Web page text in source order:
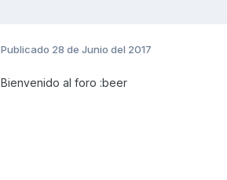
Publicado 28 de Junio del 2017
Bienvenido al foro :beer